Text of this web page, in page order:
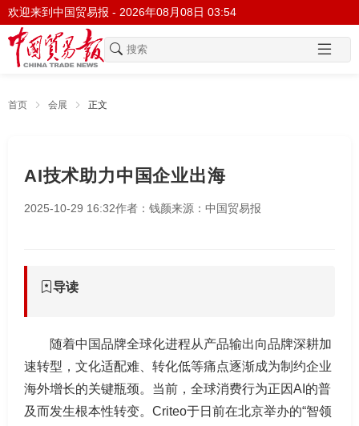
欢迎来到中国贸易报 - 2026年08月08日 03:54
首页 会展 正文
AI技术助力中国企业出海
2025-10-29 16:32作者：钱颜来源：中国贸易报
导读
随着中国品牌全球化进程从产品输出向品牌深耕加
速转型，文化适配难、转化低等痛点逐渐成为制约企业
海外增长的关键瓶颈。当前，全球消费行为正因AI的普
及而发生根本性转变。Criteo于日前在北京举办的“智领